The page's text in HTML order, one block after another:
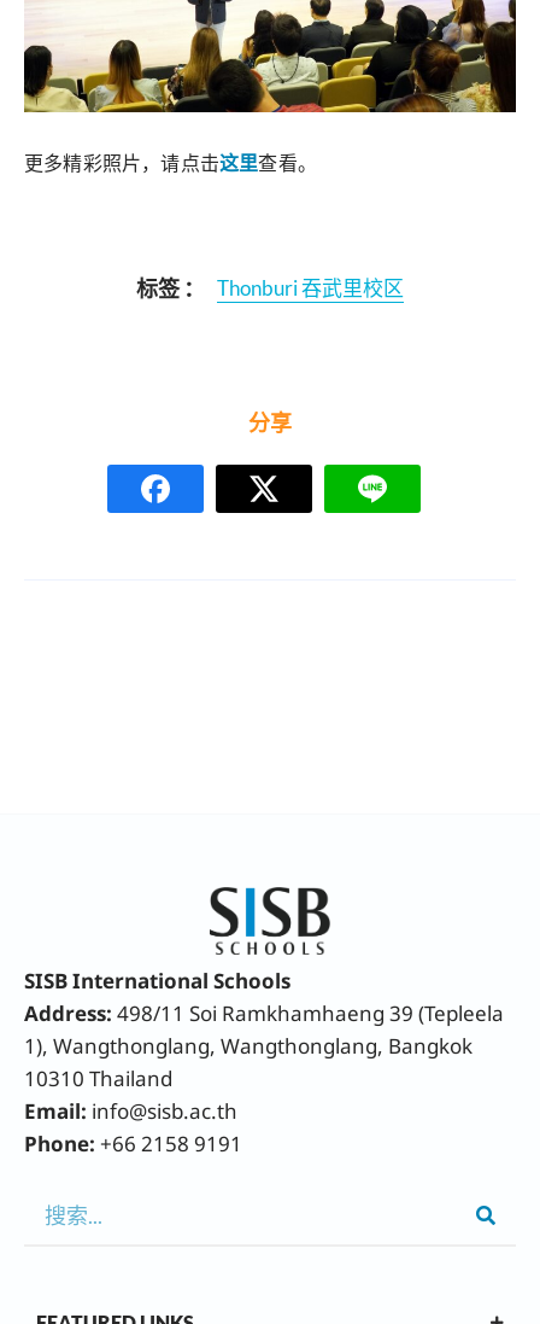
更多精彩照片，请点击这里查看。
标签 ： Thonburi 吞武里校区
分享
SISB International Schools
Address:498/11 Soi Ramkhamhaeng 39 (Tepleela
1), Wangthonglang, Wangthonglang, Bangkok
10310 Thailand
Email: info@sisb.ac.th
Phone: +66 2158 9191